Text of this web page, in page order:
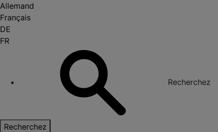
Allemand
Français
DE
FR
Recherchez
Recherchez